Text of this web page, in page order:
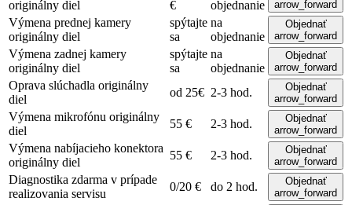
originálny diel
€
objednanie
arrow_forward
Výmena prednej kamery
originálny diel
spýtajte
sa
na
objednanie
Objednať
arrow_forward
Výmena zadnej kamery
originálny diel
spýtajte
sa
na
objednanie
Objednať
arrow_forward
Oprava slúchadla originálny
diel
od 25€ 2-3 hod.
Objednať
arrow_forward
Výmena mikrofónu originálny
diel
55 € 2-3 hod.
Objednať
arrow_forward
Výmena nabíjacieho konektora
originálny diel
55 € 2-3 hod.
Objednať
arrow_forward
Diagnostika zdarma v prípade
realizovania servisu
0/20 € do 2 hod.
Objednať
arrow_forward